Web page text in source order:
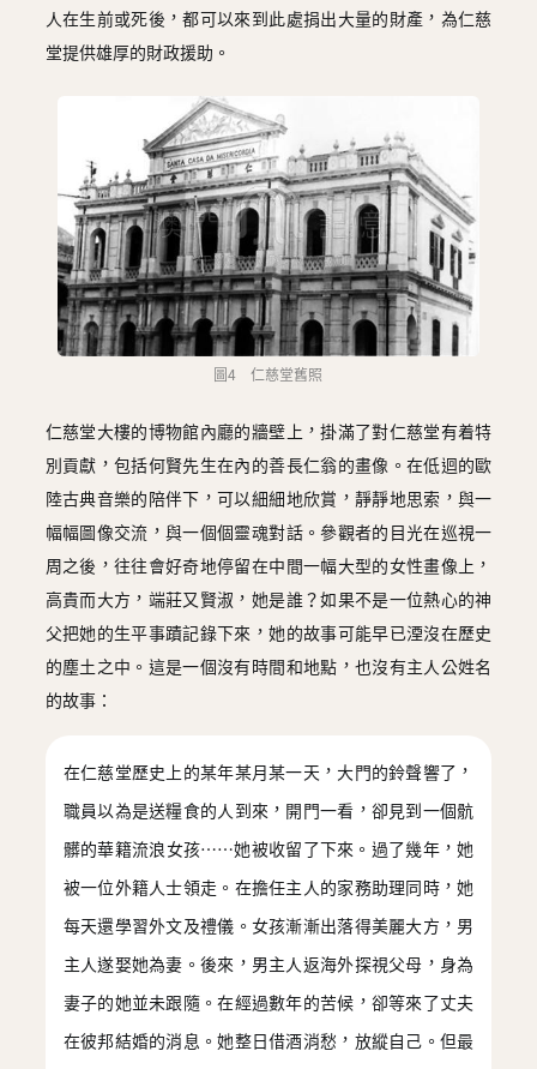
人在生前或死後，都可以來到此處捐出大量的財產，為仁慈
堂提供雄厚的財政援助。
圖4 仁慈堂舊照
仁慈堂大樓的博物館內廳的牆壁上，掛滿了對仁慈堂有着特
別貢獻，包括何賢先生在內的善長仁翁的畫像。在低迴的歐
陸古典音樂的陪伴下，可以細細地欣賞，靜靜地思索，與一
幅幅圖像交流，與一個個靈魂對話。參觀者的目光在巡視一
周之後，往往會好奇地停留在中間一幅大型的女性畫像上，
高貴而大方，端莊又賢淑，她是誰？如果不是一位熱心的神
父把她的生平事蹟記錄下來，她的故事可能早已湮沒在歷史
的塵土之中。這是一個沒有時間和地點，也沒有主人公姓名
的故事：
在仁慈堂歷史上的某年某月某一天，大門的鈴聲響了，
職員以為是送糧食的人到來，開門一看，卻見到一個骯
髒的華籍流浪女孩……她被收留了下來。過了幾年，她
被一位外籍人士領走。在擔任主人的家務助理同時，她
每天還學習外文及禮儀。女孩漸漸出落得美麗大方，男
主人遂娶她為妻。後來，男主人返海外探視父母，身為
妻子的她並未跟隨。在經過數年的苦候，卻等來了丈夫
在彼邦結婚的消息。她整日借酒消愁，放縱自己。但最